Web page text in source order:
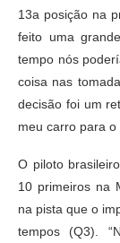
13a posição na
feito uma
tempo nós
coisa nas
decisão foi um
meu carro para o
O piloto
10 primeiros na
na pista que o
tempos (Q3).